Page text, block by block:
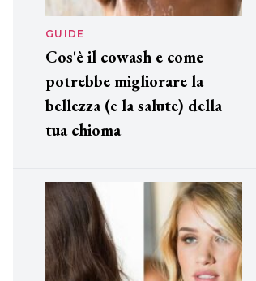
GUIDE
Cos'è il cowash e come
potrebbe migliorare la
bellezza (e la salute) della
tua chioma